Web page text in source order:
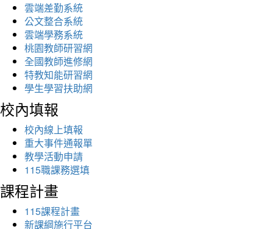
雲端差勤系統
公文整合系統
雲端學務系統
桃園教師研習網
全國教師進修網
特教知能研習網
學生學習扶助網
校內填報
校內線上填報
重大事件通報單
教學活動申請
115職課務選填
課程計畫
115課程計畫
新課綱施行平台